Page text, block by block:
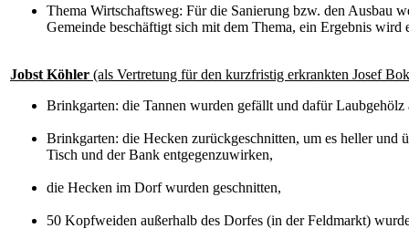
Thema Wirtschaftsweg: Für die Sanierung bzw. den Ausbau
Gemeinde beschäftigt sich mit dem Thema, ein Ergebnis wird
Jobst Köhler (als Vertretung für den kurzfristig erkrankten Josef
Brinkgarten: die Tannen wurden gefällt und dafür Laubgehölz
Brinkgarten: die Hecken zurückgeschnitten, um es heller und
Tisch und der Bank entgegenzuwirken,
die Hecken im Dorf wurden geschnitten,
50 Kopfweiden außerhalb des Dorfes (in der Feldmarkt)